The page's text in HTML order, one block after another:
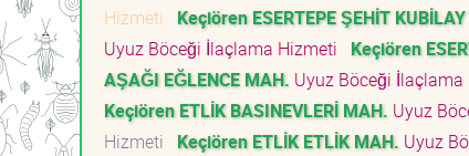
Hizmeti
Keçiören ESERTEPE ŞEHİT
Uyuz Böceği İlaçlama Hizmeti
Keçiören
AŞAĞI EĞLENCE MAH. Uyuz Böceği İlaçlama
Keçiören ETLİK BASINEVLERİ MAH. Uyuz
Hizmeti
Keçiören ETLİK ETLİK MAH. Uyuz